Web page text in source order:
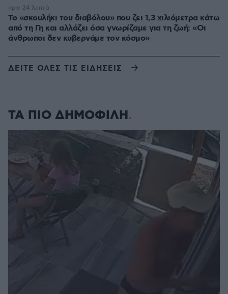
Το «σκουλήκι του διαβόλου» που ζει 1,3 χιλιόμετρα κάτω
από τη Γη και αλλάζει όσα γνωρίζαμε για τη ζωή: «Οι
άνθρωποι δεν κυβερνάμε τον κόσμο»
πριν 24 λεπτά
ΔΕΙΤΕ ΟΛΕΣ ΤΙΣ ΕΙΔΗΣΕΙΣ
ΤΑ ΠΙΟ ΔΗΜΟΦΙΛΗ